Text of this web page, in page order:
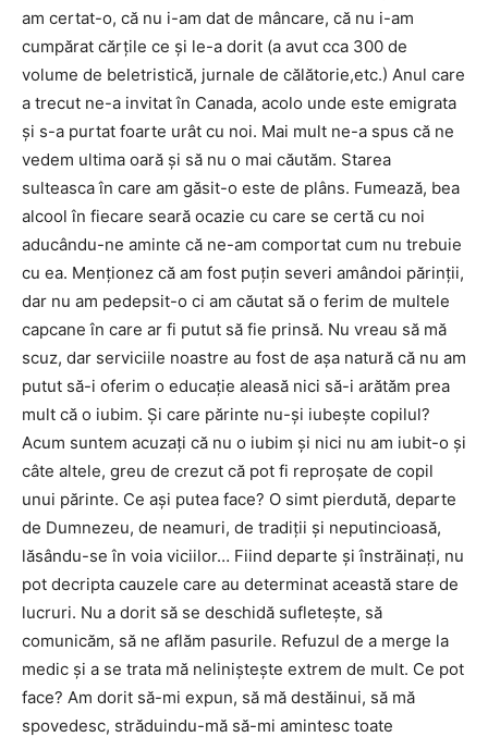
am certat-o, că nu i-am dat de mâncare, că nu i-am
cumpărat cărțile ce și le-a dorit (a avut cca 300 de
volume de beletristică, jurnale de călătorie,etc.) Anul care
a trecut ne-a invitat în Canada, acolo unde este emigrata
și s-a purtat foarte urât cu noi. Mai mult ne-a spus că ne
vedem ultima oară și să nu o mai căutăm. Starea
sulteasca în care am găsit-o este de plâns. Fumează, bea
alcool în fiecare seară ocazie cu care se certă cu noi
aducându-ne aminte că ne-am comportat cum nu trebuie
cu ea. Menționez că am fost puțin severi amândoi părinții,
dar nu am pedepsit-o ci am căutat să o ferim de multele
capcane în care ar fi putut să fie prinsă. Nu vreau să mă
scuz, dar serviciile noastre au fost de așa natură că nu am
putut să-i oferim o educație aleasă nici să-i arătăm prea
mult că o iubim. Și care părinte nu-și iubește copilul?
Acum suntem acuzați că nu o iubim și nici nu am iubit-o și
câte altele, greu de crezut că pot fi reproșate de copil
unui părinte. Ce ași putea face? O simt pierdută, departe
de Dumnezeu, de neamuri, de tradiții și neputincioasă,
lăsându-se în voia viciilor… Fiind departe și înstrăinați, nu
pot decripta cauzele care au determinat această stare de
lucruri. Nu a dorit să se deschidă sufletește, să
comunicăm, să ne aflăm pasurile. Refuzul de a merge la
medic și a se trata mă neliniștește extrem de mult. Ce pot
face? Am dorit să-mi expun, să mă destăinui, să mă
spovedesc, străduindu-mă să-mi amintesc toate